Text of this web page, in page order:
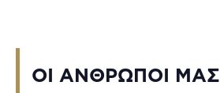
ΟΙ ΑΝΘΡΩΠΟΙ ΜΑΣ